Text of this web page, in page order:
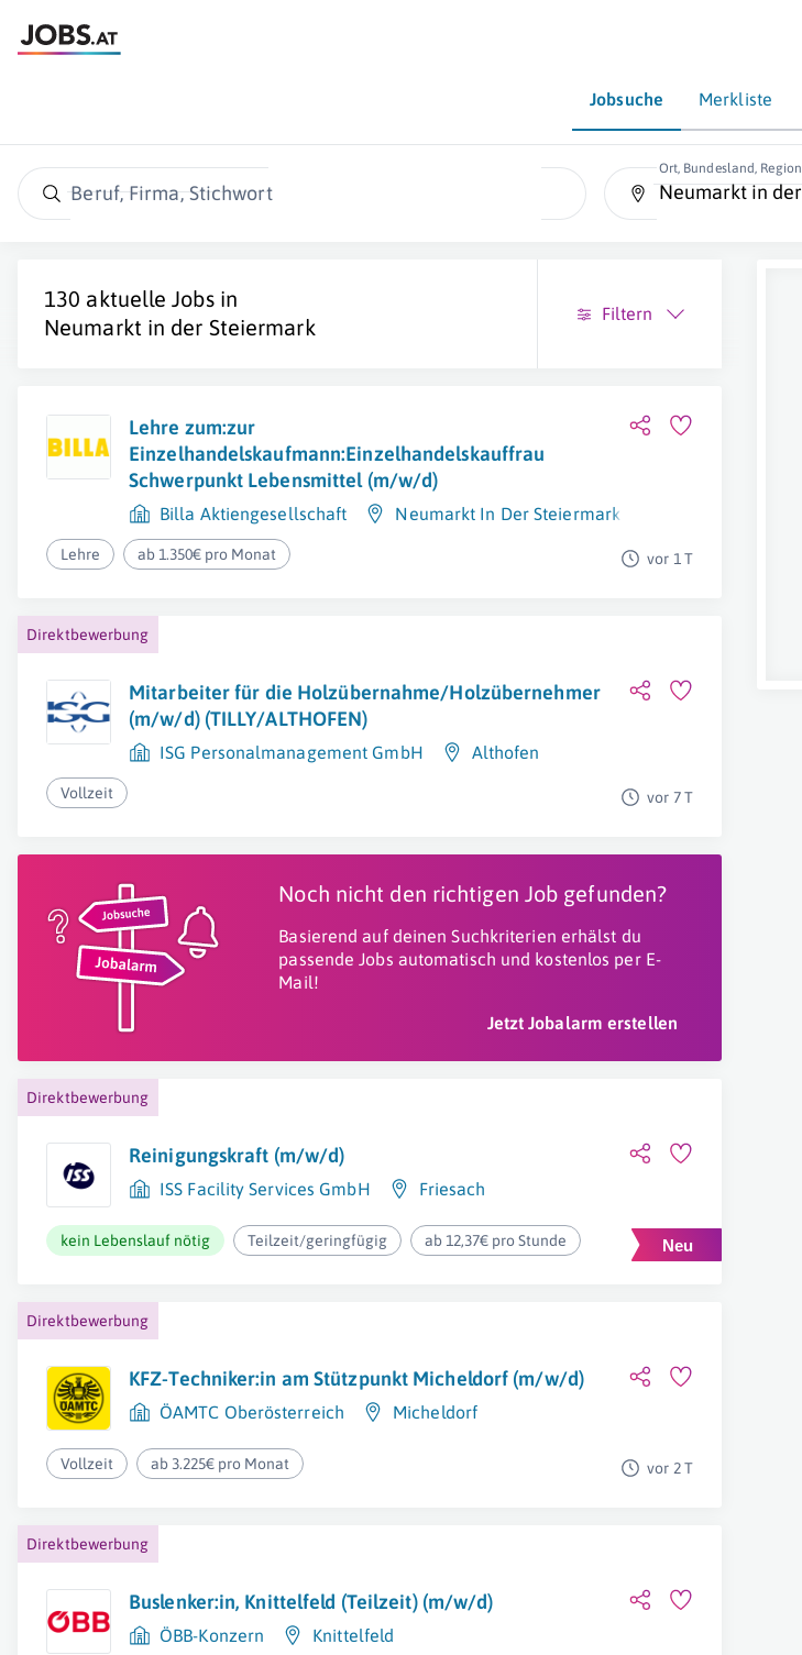
Jobsuche Merkliste
Beruf, Firma, Stichwort
Ort, Bundesland, Region
130 aktuelle Jobs in
Neumarkt in der Steiermark
Filtern
Lehre zum:zur
Einzelhandelskaufmann:Einzelhandelskauffrau
Schwerpunkt Lebensmittel (m/w/d)
Billa Aktiengesellschaft Neumarkt In Der Steiermark
Lehre ab 1.350€ pro Monat vor 1 T
Direktbewerbung
Mitarbeiter für die Holzübernahme/Holzübernehmer
(m/w/d) (TILLY/ALTHOFEN)
ISG Personalmanagement GmbH Althofen
Vollzeit vor 7 T
Noch nicht den richtigen Job gefunden?
Basierend auf deinen Suchkriterien erhälst du
passende Jobs automatisch und kostenlos per E-
Mail!
Jetzt Jobalarm erstellen
Direktbewerbung
Reinigungskraft (m/w/d)
ISS Facility Services GmbH Friesach
kein Lebenslauf nötig Teilzeit/geringfügig ab 12,37€ pro Stunde
Direktbewerbung
KFZ-Techniker:in am Stützpunkt Micheldorf (m/w/d)
ÖAMTC Oberösterreich Micheldorf
Vollzeit ab 3.225€ pro Monat vor 2 T
Direktbewerbung
Buslenker:in, Knittelfeld (Teilzeit) (m/w/d)
ÖBB-Konzern Knittelfeld